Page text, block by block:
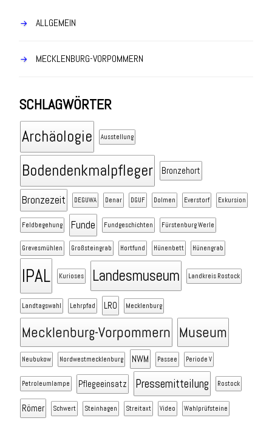
ALLGEMEIN
MECKLENBURG-VORPOMMERN
SCHLAGWÖRTER
Archäologie Ausstellung
Bodendenkmalpfleger Bronzehort
Bronzezeit DEGUWA Denar DGUF Dolmen Everstorf Exkursion
Feldbegehung Funde Fundgeschichten Fürstenburg Werle
Grevesmühlen Großsteingrab Hortfund Hünenbett Hünengrab
IPAL Kurioses Landesmuseum Landkreis Rostock
Landtagswahl Lehrpfad LRO Mecklenburg
Mecklenburg-Vorpommern Museum
Neubukow Nordwestmecklenburg NWM Passee Periode V
Petroleumlampe Pflegeeinsatz Pressemitteilung Rostock
Römer Schwert Steinhagen Streitaxt Video Wahlprüfsteine